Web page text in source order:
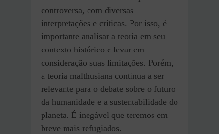
controversa, com diversas
interpretações e críticas. Por isso, é
importante analisar a teoria em seu
contexto histórico e levar em
consideração suas limitações. Porém,
a teoria malthusiana continua a ser
relevante para o debate sobre o futuro
da humanidade e a sustentabilidade do
planeta. É inegável que teremos em
breve mais refugiados.